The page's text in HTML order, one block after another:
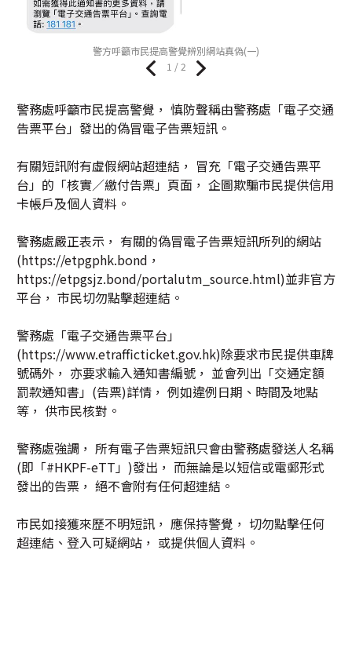
警方呼籲市民提高警覺辨別網站真偽(一)
1 / 2
警務處呼籲市民提高警覺， 慎防聲稱由警務處「電子交通
告票平台」發出的偽冒電子告票短訊。
有關短訊附有虛假網站超連結， 冒充「電子交通告票平
台」的「核實／繳付告票」頁面， 企圖欺騙市民提供信用
卡帳戶及個人資料。
警務處嚴正表示， 有關的偽冒電子告票短訊所列的網站
(https://etpgphk.bond，
https://etpgsjz.bond/portalutm_source.html)並非官方
平台， 市民切勿點擊超連結。
警務處「電子交通告票平台」
(https://www.etrafficticket.gov.hk)除要求市民提供車牌
號碼外， 亦要求輸入通知書編號， 並會列出「交通定額
罰款通知書」(告票)詳情， 例如違例日期、時間及地點
等， 供市民核對。
警務處強調， 所有電子告票短訊只會由警務處發送人名稱
(即「#HKPF-eTT」)發出， 而無論是以短信或電郵形式
發出的告票， 絕不會附有任何超連結。
市民如接獲來歷不明短訊， 應保持警覺， 切勿點擊任何
超連結、登入可疑網站， 或提供個人資料。